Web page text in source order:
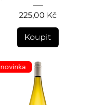
Cena
225,00 Kč
Koupit
novinka